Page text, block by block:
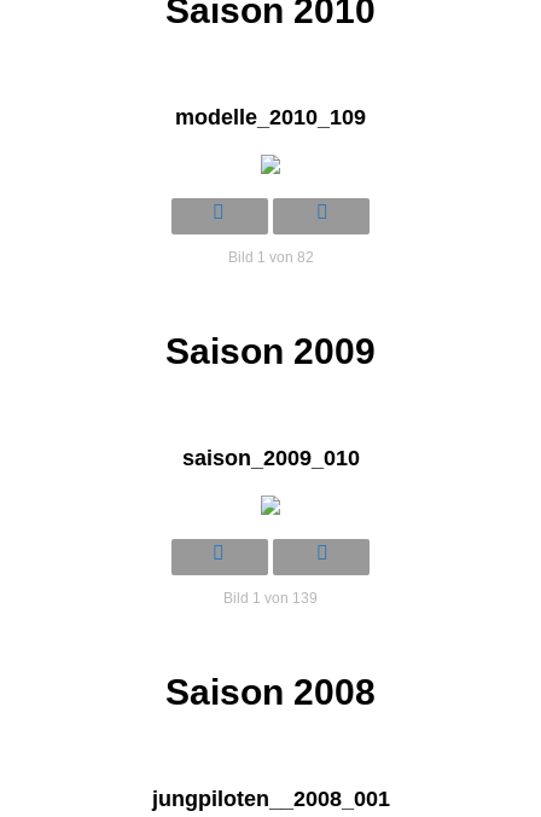
Saison 2010
modelle_2010_109
Bild 1 von 82
Saison 2009
saison_2009_010
Bild 1 von 139
Saison 2008
jungpiloten__2008_001